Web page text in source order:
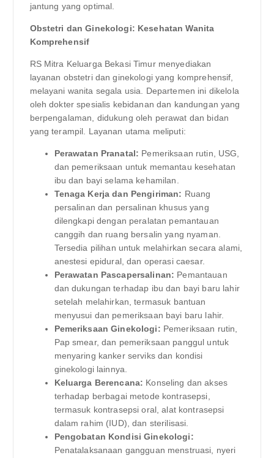
jantung yang optimal.
Obstetri dan Ginekologi: Kesehatan Wanita
Komprehensif
RS Mitra Keluarga Bekasi Timur menyediakan
layanan obstetri dan ginekologi yang komprehensif,
melayani wanita segala usia. Departemen ini dikelola
oleh dokter spesialis kebidanan dan kandungan yang
berpengalaman, didukung oleh perawat dan bidan
yang terampil. Layanan utama meliputi:
Perawatan Pranatal: Pemeriksaan rutin, USG,
dan pemeriksaan untuk memantau kesehatan
ibu dan bayi selama kehamilan.
Tenaga Kerja dan Pengiriman: Ruang
persalinan dan persalinan khusus yang
dilengkapi dengan peralatan pemantauan
canggih dan ruang bersalin yang nyaman.
Tersedia pilihan untuk melahirkan secara alami,
anestesi epidural, dan operasi caesar.
Perawatan Pascapersalinan: Pemantauan
dan dukungan terhadap ibu dan bayi baru lahir
setelah melahirkan, termasuk bantuan
menyusui dan pemeriksaan bayi baru lahir.
Pemeriksaan Ginekologi: Pemeriksaan rutin,
Pap smear, dan pemeriksaan panggul untuk
menyaring kanker serviks dan kondisi
ginekologi lainnya.
Keluarga Berencana: Konseling dan akses
terhadap berbagai metode kontrasepsi,
termasuk kontrasepsi oral, alat kontrasepsi
dalam rahim (IUD), dan sterilisasi.
Pengobatan Kondisi Ginekologi:
Penatalaksanaan gangguan menstruasi, nyeri